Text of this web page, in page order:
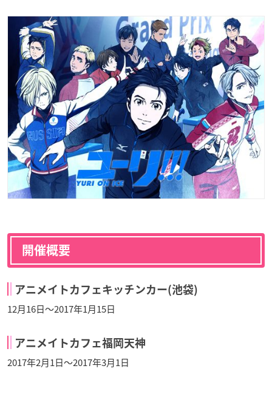
開催概要
アニメイトカフェキッチンカー(池袋)
12月16日～2017年1月15日
アニメイトカフェ福岡天神
2017年2月1日～2017年3月1日